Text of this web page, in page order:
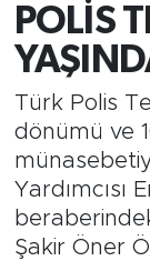
POLİS
Türk Polis
dönümü ve
Yardımcısı
Şakir Öner
Bölgesel
Dünya
Eğitim
Ekonomi
Gazipaşa
Tüm
Son
Haber